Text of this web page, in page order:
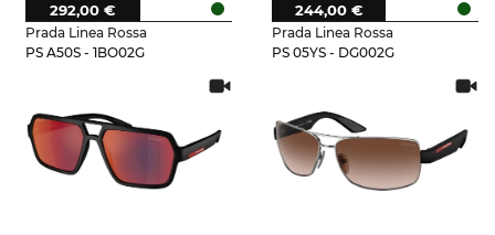
Prada Linea Rossa
PS A50S - 1BO02G
292,00 €
Prada Linea Rossa
PS 05YS - DG002G
244,00 €